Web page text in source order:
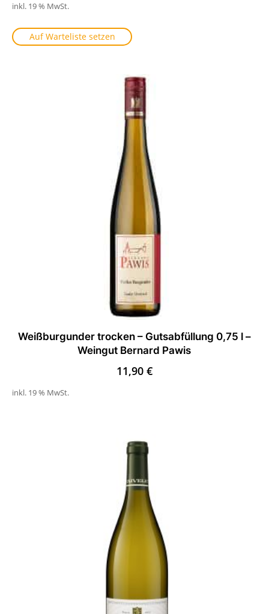
inkl. 19 % MwSt.
Auf Warteliste setzen
Weißburgunder trocken – Gutsabfüllung 0,75 l –
Weingut Bernard Pawis
11,90 €
inkl. 19 % MwSt.